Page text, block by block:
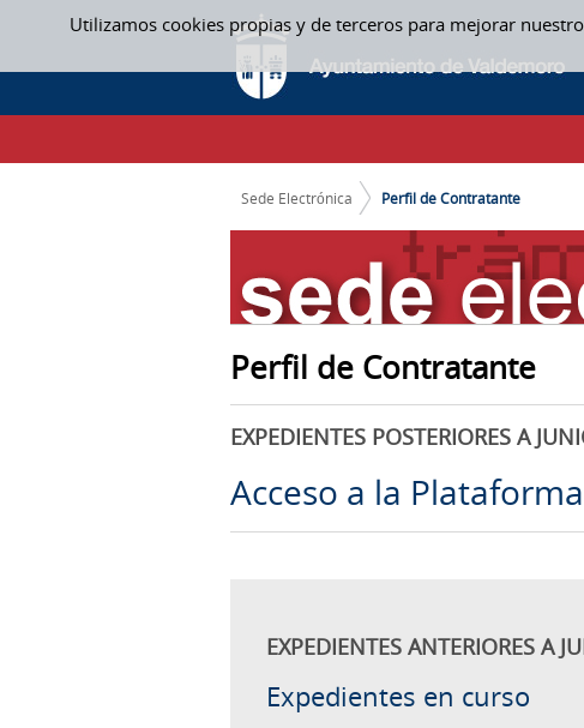
Utilizamos cookies propias y de terceros para mejorar
Saltar al contenido
PERFIL DE CONTRATANTE
CAMINO DE MIGAS
Sede Electrónica Perfil de Contratante
Perfil de Contratante
EXPEDIENTES POSTERIORES A
Acceso a la
EXPEDIENTES ANTERIORES A
Expedientes en curso